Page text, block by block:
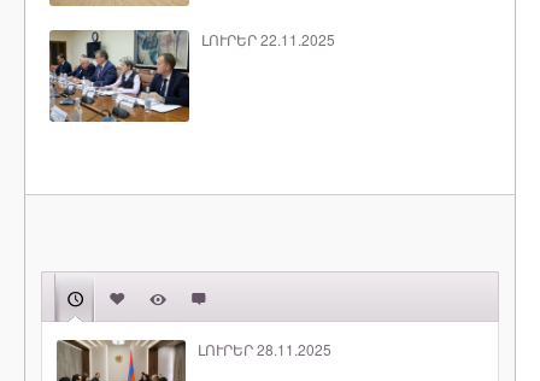
ԼՈՒՐԵՐ 22.11.2025
ԼՈՒՐԵՐ 28.11.2025